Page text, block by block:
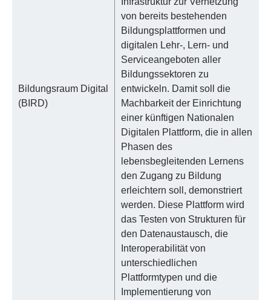
Bildungsraum Digital
(BIRD)
von bereits bestehenden
Bildungsplattformen und
digitalen Lehr-, Lern- und
Serviceangeboten aller
Bildungssektoren zu
entwickeln. Damit soll die
Machbarkeit der Einrichtung
einer künftigen Nationalen
Digitalen Plattform, die in allen
Phasen des
lebensbegleitenden Lernens
den Zugang zu Bildung
erleichtern soll, demonstriert
werden. Diese Plattform wird
das Testen von Strukturen für
den Datenaustausch, die
Interoperabilität von
unterschiedlichen
Plattformtypen und die
Implementierung von